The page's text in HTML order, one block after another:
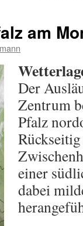
am
Der
Zentrum
Pfalz
einer
dabei